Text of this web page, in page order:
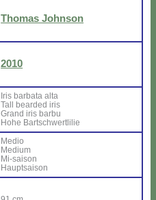
Tho­mas John­son
2010
Iris bar­ba­ta al­ta
Tall bear­ded iris
Grand iris bar­bu
Ho­he Bar­ts­ch­wer­tli­lie
Me­dio
Me­dium
Mi-sai­son
Haup­tsai­son